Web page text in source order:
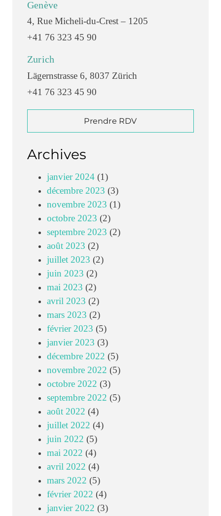
Genève
4, Rue Micheli-du-Crest – 1205
+41 76 323 45 90
Zurich
Lägernstrasse 6, 8037 Zürich
+41 76 323 45 90
Prendre RDV
Archives
janvier 2024 (1)
décembre 2023 (3)
novembre 2023 (1)
octobre 2023 (2)
septembre 2023 (2)
août 2023 (2)
juillet 2023 (2)
juin 2023 (2)
mai 2023 (2)
avril 2023 (2)
mars 2023 (2)
février 2023 (5)
janvier 2023 (3)
décembre 2022 (5)
novembre 2022 (5)
octobre 2022 (3)
septembre 2022 (5)
août 2022 (4)
juillet 2022 (4)
juin 2022 (5)
mai 2022 (4)
avril 2022 (4)
mars 2022 (5)
février 2022 (4)
janvier 2022 (3)